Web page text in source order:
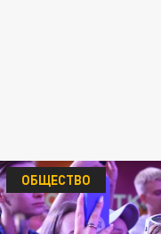
ОБЩЕСТВО